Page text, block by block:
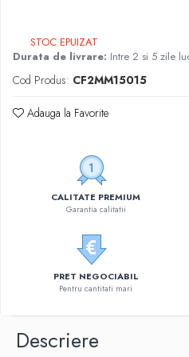
STOC EPUIZAT
Durata de livrare: Intre 2 si 5 zile
Cod Produs: CF2MM15015
Adauga la Favorite
CALITATE PREMIUM
Garantia calitatii
PRET NEGOCIABIL
Pentru cantitati mari
Descriere